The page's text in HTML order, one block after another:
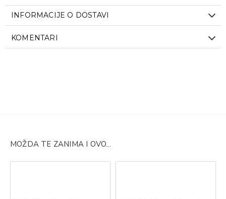
INFORMACIJE O DOSTAVI
KOMENTARI
MOŽDA TE ZANIMA I OVO...